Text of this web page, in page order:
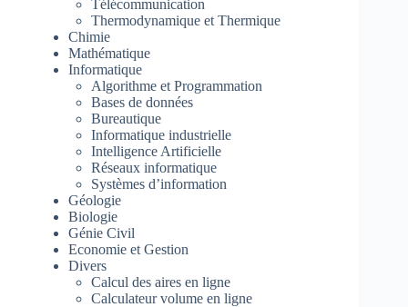
Télécommunication
Thermodynamique et Thermique
Chimie
Mathématique
Informatique
Algorithme et Programmation
Bases de données
Bureautique
Informatique industrielle
Intelligence Artificielle
Réseaux informatique
Systèmes d’information
Géologie
Biologie
Génie Civil
Economie et Gestion
Divers
Calcul des aires en ligne
Calculateur volume en ligne